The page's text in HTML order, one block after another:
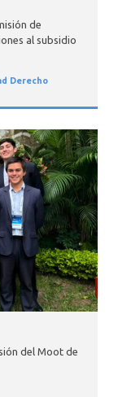
de
al subsidio
Derecho
del Moot de